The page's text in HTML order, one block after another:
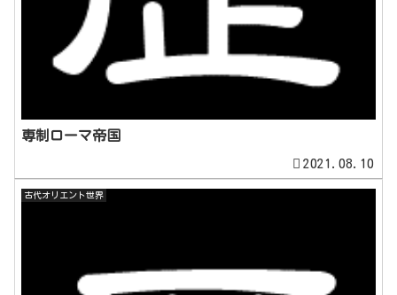
専制ローマ帝国
2021.08.10
古代オリエント世界